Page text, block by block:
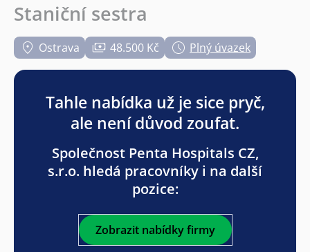
Staniční sestra
Ostrava 48.500 Kč Plný úvazek
Tahle nabídka už je sice pryč,
ale není důvod zoufat.
Společnost Penta Hospitals CZ,
s.r.o. hledá pracovníky i na další
pozice:
Zobrazit nabídky firmy